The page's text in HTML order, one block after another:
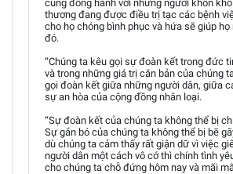
cùng đồng hành với những người khốn
thương đang được điều trị tạc các bệnh
cho họ chóng bình phục và hứa sẽ giúp
đó.
“Chúng ta kêu gọi sự đoàn kết trong đức
và trong những giá trị căn bản của chúng
gọi đoàn kết giữa những người dân, giữa
sự an hòa của cộng đồng nhân loại.
“Sự đoàn kết của chúng ta không thể bị
Sự gắn bó của chúng ta không thể bị bẽ
dù chúng ta cảm thấy rất giận dữ vì việc
người dân một cách vô cớ thì chính tình
cho chúng ta chỗ đứng hôm nay và mãi